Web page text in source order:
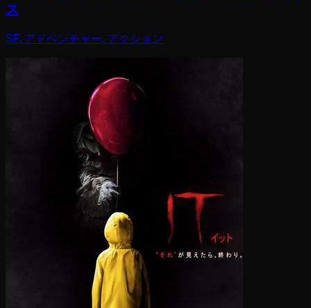
ス
SF, アドベンチャー, アクション